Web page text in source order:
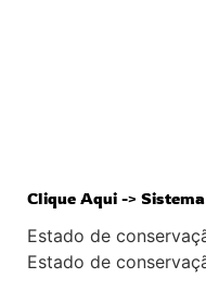
Clique Aqui ->
Estado de
Estado de